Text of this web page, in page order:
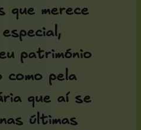
que merece
património
pela
que aí se
últimas